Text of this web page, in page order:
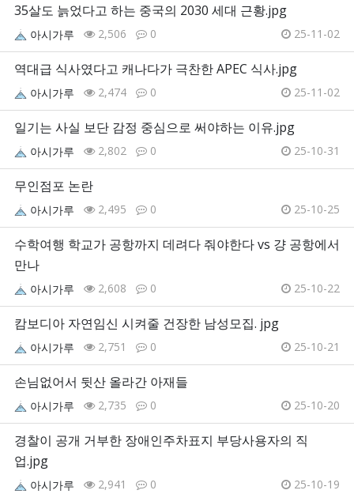
35살도 늙었다고 하는 중국의 2030 세대 근황.jpg
아시가루 2,506 0 25-11-02
역대급 식사였다고 캐나다가 극찬한 APEC 식사.jpg
아시가루 2,474 0 25-11-02
일기는 사실 보단 감정 중심으로 써야하는 이유.jpg
아시가루 2,802 0 25-10-31
무인점포 논란
아시가루 2,495 0 25-10-25
수학여행 학교가 공항까지 데려다 줘야한다 vs 걍 공항에서
만나
아시가루 2,608 0 25-10-22
캄보디아 자연임신 시켜줄 건장한 남성모집. jpg
아시가루 2,751 0 25-10-21
손님없어서 뒷산 올라간 아재들
아시가루 2,735 0 25-10-20
경찰이 공개 거부한 장애인주차표지 부당사용자의 직
업.jpg
아시가루 2,941 0 25-10-19